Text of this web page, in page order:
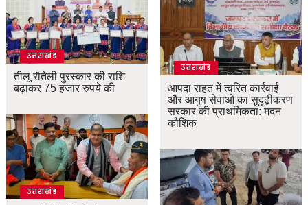
उत्तराखंड
तीलू रौतेली पुरस्कार की राशि
बढ़ाकर 75 हजार रुपये की
उत्तराखंड
उत्तराखंड
आपदा राहत में त्वरित कार्रवाई
और आयुष सेवाओं का सुदृढ़ीकरण
सरकार की प्राथमिकता: मदन
कौशिक